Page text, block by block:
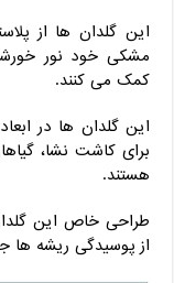
این گلدان ها از
مشکی خود نور
کمک می کنند.
این گلدان ها در
برای کاشت نشا،
هستند.
طراحی خاص این
از پوسیدگی ریشه ها